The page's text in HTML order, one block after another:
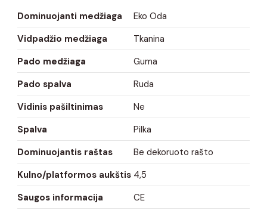
Dominuojanti medžiaga
Eko Oda
Vidpadžio medžiaga
Tkanina
Pado medžiaga
Guma
Pado spalva
Ruda
Vidinis pašiltinimas
Ne
Spalva
Pilka
Dominuojantis raštas
Be dekoruoto rašto
Kulno/platformos aukštis 4,5
Saugos informacija
CE